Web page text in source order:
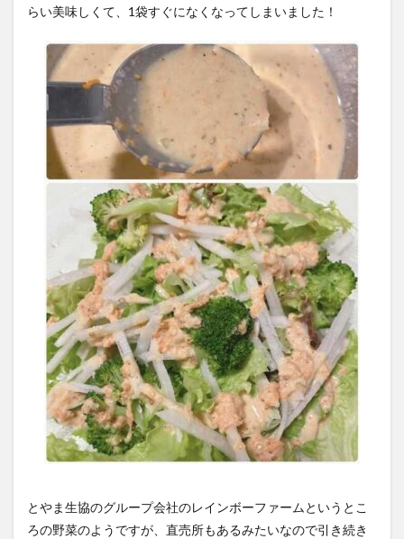
らい美味しくて、1袋すぐになくなってしまいました！
とやま生協のグループ会社のレインボーファームというとこ
ろの野菜のようですが、直売所もあるみたいなので引き続き